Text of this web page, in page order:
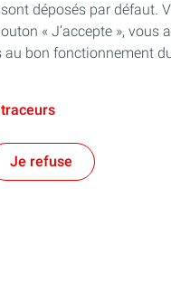
déposés par
« J’accepte »,
bon fonctionnement
Je refuse